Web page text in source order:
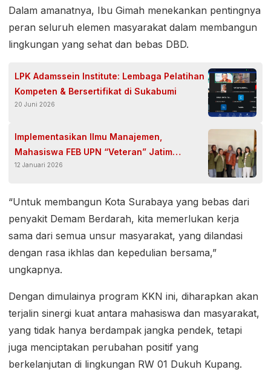
Dalam amanatnya, Ibu Gimah menekankan pentingnya
peran seluruh elemen masyarakat dalam membangun
lingkungan yang sehat dan bebas DBD.
LPK Adamssein Institute: Lembaga Pelatihan
Kompeten & Bersertifikat di Sukabumi
20 Juni 2026
Implementasikan Ilmu Manajemen,
Mahasiswa FEB UPN “Veteran” Jatim
Magang di Wedding Organizer
12 Januari 2026
“Untuk membangun Kota Surabaya yang bebas dari
penyakit Demam Berdarah, kita memerlukan kerja
sama dari semua unsur masyarakat, yang dilandasi
dengan rasa ikhlas dan kepedulian bersama,”
ungkapnya.
Dengan dimulainya program KKN ini, diharapkan akan
terjalin sinergi kuat antara mahasiswa dan masyarakat,
yang tidak hanya berdampak jangka pendek, tetapi
juga menciptakan perubahan positif yang
berkelanjutan di lingkungan RW 01 Dukuh Kupang.